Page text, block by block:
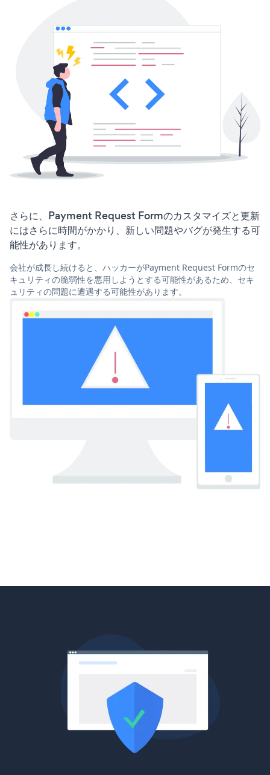
さらに、Payment Request Formのカスタマイズと更新
にはさらに時間がかかり、新しい問題やバグが発生する可
能性があります。
会社が成長し続けると、ハッカーがPayment Request Formのセ
キュリティの脆弱性を悪用しようとする可能性があるため、セキ
ュリティの問題に遭遇する可能性があります。